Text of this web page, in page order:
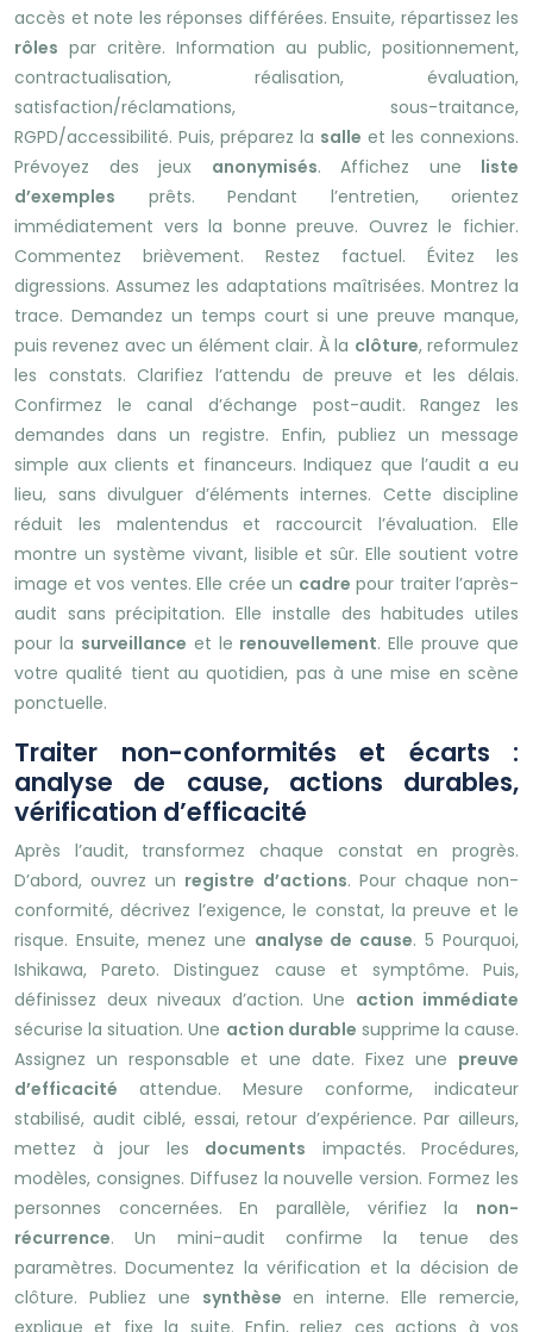
accès et note les réponses différées. Ensuite, répartissez les
rôles par critère. Information au public, positionnement,
contractualisation, réalisation, évaluation,
satisfaction/réclamations, sous-traitance,
RGPD/accessibilité. Puis, préparez la salle et les connexions.
Prévoyez des jeux anonymisés. Affichez une liste
d’exemples prêts. Pendant l’entretien, orientez
immédiatement vers la bonne preuve. Ouvrez le fichier.
Commentez brièvement. Restez factuel. Évitez les
digressions. Assumez les adaptations maîtrisées. Montrez la
trace. Demandez un temps court si une preuve manque,
puis revenez avec un élément clair. À la clôture, reformulez
les constats. Clarifiez l’attendu de preuve et les délais.
Confirmez le canal d’échange post-audit. Rangez les
demandes dans un registre. Enfin, publiez un message
simple aux clients et financeurs. Indiquez que l’audit a eu
lieu, sans divulguer d’éléments internes. Cette discipline
réduit les malentendus et raccourcit l’évaluation. Elle
montre un système vivant, lisible et sûr. Elle soutient votre
image et vos ventes. Elle crée un cadre pour traiter l’après-
audit sans précipitation. Elle installe des habitudes utiles
pour la surveillance et le renouvellement. Elle prouve que
votre qualité tient au quotidien, pas à une mise en scène
ponctuelle.
Traiter non-conformités et écarts :
analyse de cause, actions durables,
vérification d’efficacité
Après l’audit, transformez chaque constat en progrès.
D’abord, ouvrez un registre d’actions. Pour chaque non-
conformité, décrivez l’exigence, le constat, la preuve et le
risque. Ensuite, menez une analyse de cause. 5 Pourquoi,
Ishikawa, Pareto. Distinguez cause et symptôme. Puis,
définissez deux niveaux d’action. Une action immédiate
sécurise la situation. Une action durable supprime la cause.
Assignez un responsable et une date. Fixez une preuve
d’efficacité attendue. Mesure conforme, indicateur
stabilisé, audit ciblé, essai, retour d’expérience. Par ailleurs,
mettez à jour les documents impactés. Procédures,
modèles, consignes. Diffusez la nouvelle version. Formez les
personnes concernées. En parallèle, vérifiez la non-
récurrence. Un mini-audit confirme la tenue des
paramètres. Documentez la vérification et la décision de
clôture. Publiez une synthèse en interne. Elle remercie,